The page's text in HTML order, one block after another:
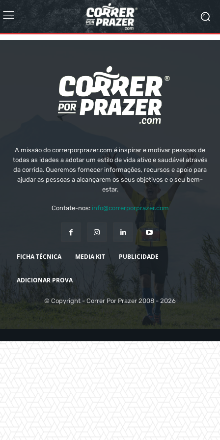
A missão do correrporprazer.com é inspirar e motivar pessoas de
todas as idades a adotar um estilo de vida ativo e saudável através
da corrida. Queremos fornecer informações, recursos e apoio para
ajudar as pessoas a alcançarem os seus objetivos e o seu bem-
estar.
Contate-nos: info@correrporprazer.com
FICHA TÉCNICA MEDIA KIT PUBLICIDADE
ADICIONAR PROVA
© Copyright - Correr Por Prazer 2008 - 2026